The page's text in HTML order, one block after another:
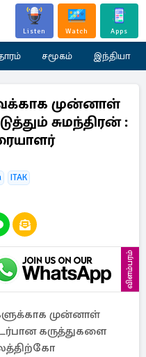
Listen Watch Apps
சமூகம் இந்தியா
முன்னாள்
சுமந்திரன் :
ITAK
விளம்பரம்
முன்னாள்
கருத்துகளை